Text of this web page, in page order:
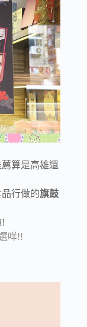
算是高雄還
行做的旗鼓
!
咩!!